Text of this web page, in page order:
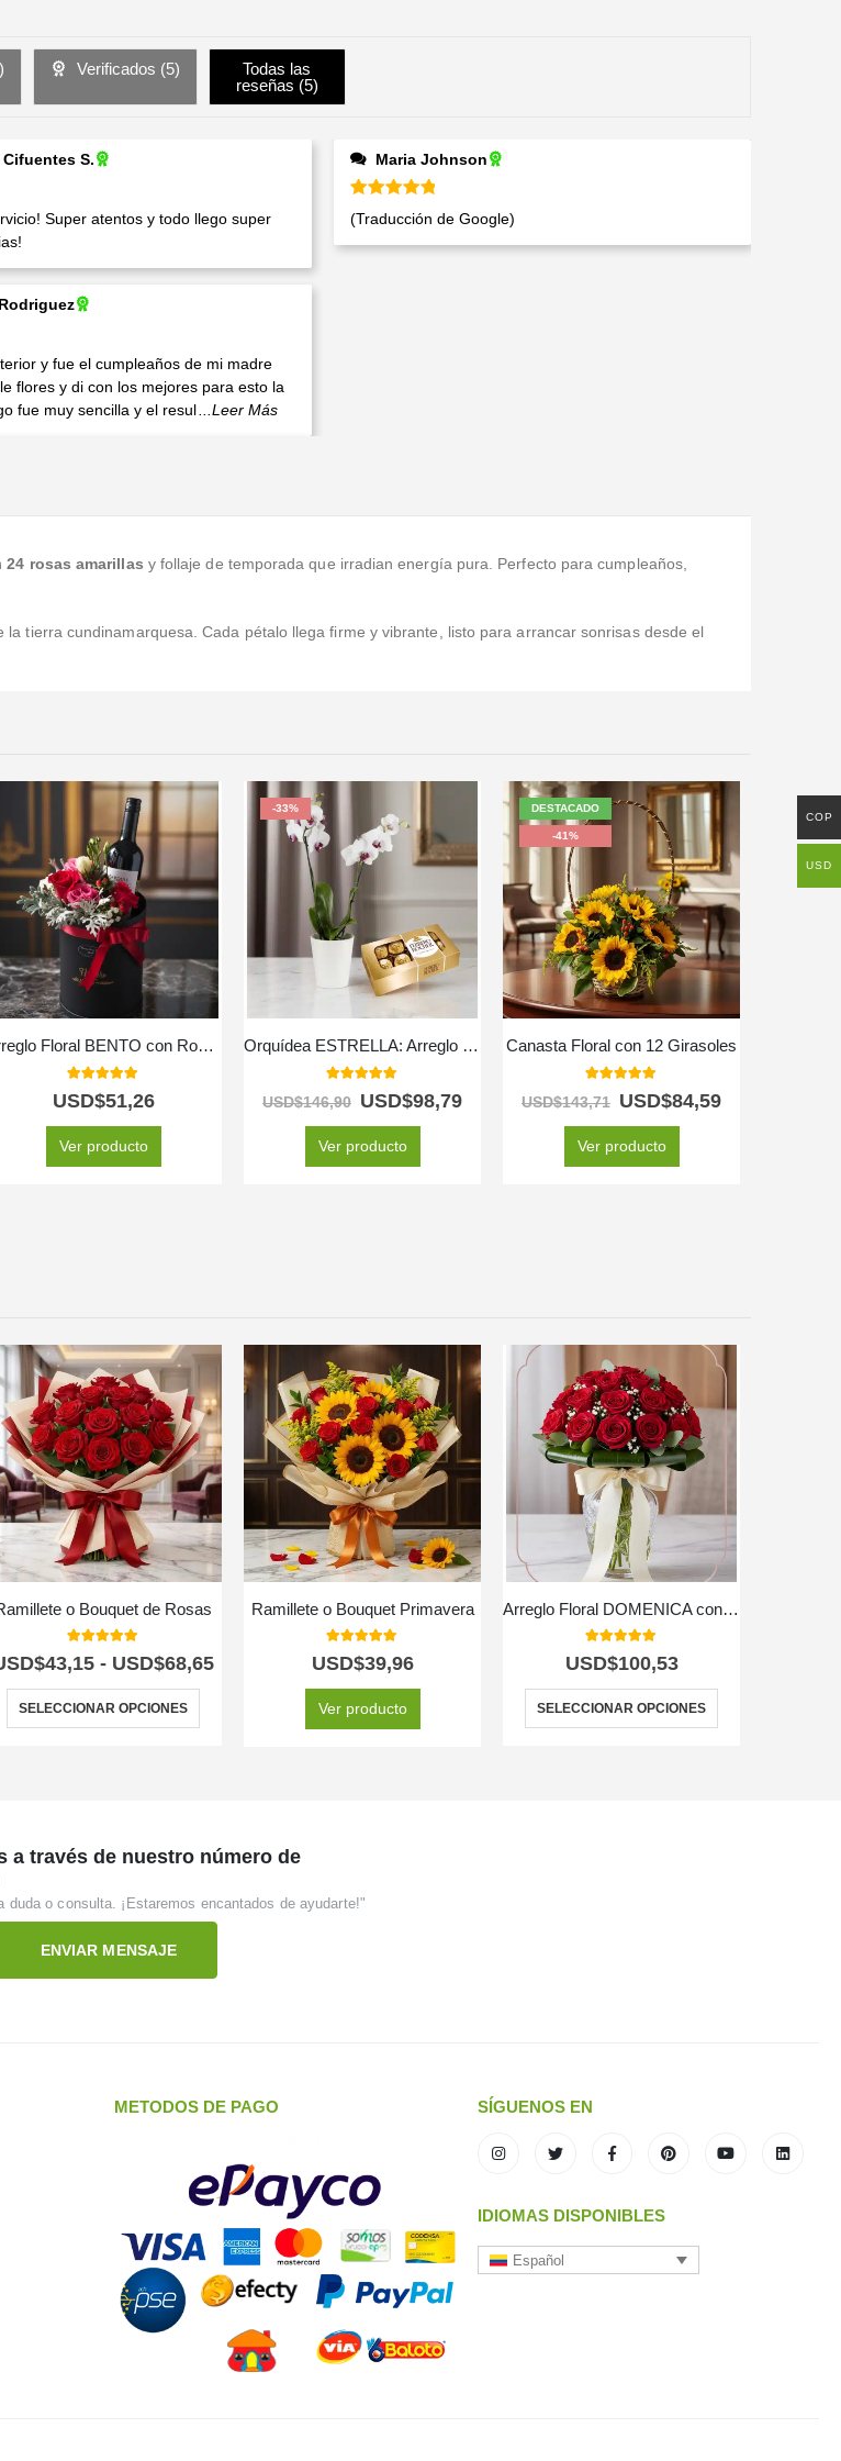
Verificados (5)
Todas las
reseñas (5)
S.
5 de 5Super atentos y todo llego super
de 5y fue el cumpleaños de mi madre
flores y di con los mejores para esto la
fue muy sencilla y el resul...Leer Más
Maria Johnson
Valorado en de 5
(Traducción de Google)
24 rosas amarillas y follaje de temporada que irradian energía pura. Perfecto para cumpleaños,
la tierra cundinamarquesa. Cada pétalo llega firme y vibrante, listo para arrancar sonrisas desde el
Arreglo Floral BENTO con Rosas y Vino | Elegancia para Regalar 🎁
USD$51,26
Ver producto
-33%
Orquídea ESTRELLA: Arreglo de Doble Vara con Chocolates ✨
USD$146,90 USD$98,79
Ver producto
DESTACADO
-41%
Canasta Floral con 12 Girasoles
USD$143,71 USD$84,59
Ver producto
o Bouquet de Rosas
43,15 - USD$68,65
SELECCIONAR OPCIONES
Ramillete o Bouquet Primavera
out of 5
USD$39,96
Ver producto
Arreglo Floral DOMENICA con 30 Rosas para Enamorar 🌹
5.00out of 5
USD$100,53
SELECCIONAR OPCIONES
a través de nuestro número de
duda o consulta. ¡Estaremos encantados de ayudarte!"
ENVIAR MENSAJE
METODOS DE PAGO SÍGUENOS EN
IDIOMAS DISPONIBLES
Español
COP
USD